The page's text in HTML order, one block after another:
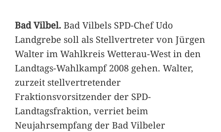
Bad Vilbel.Bad Vilbels SPD-Chef Udo
Landgrebe soll als Stellvertreter von Jürgen
Walter im Wahlkreis Wetterau-West in den
Landtags-Wahlkampf 2008 gehen. Walter,
zurzeit stellvertretender
Fraktionsvorsitzender der SPD-
Landtagsfraktion, verriet beim
Neujahrsempfang der Bad Vilbeler